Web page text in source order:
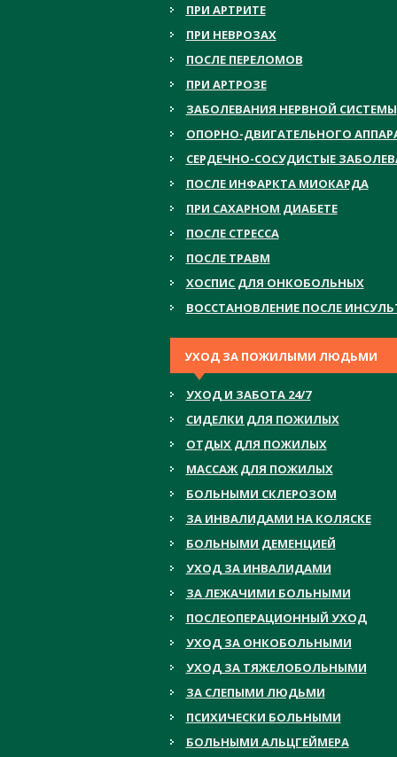
ПРИ АРТРИТЕ
ПРИ НЕВРОЗАХ
ПОСЛЕ ПЕРЕЛОМОВ
ПРИ АРТРОЗЕ
ЗАБОЛЕВАНИЯ НЕРВНОЙ СИСТЕМЫ
ОПОРНО-ДВИГАТЕЛЬНОГО
СЕРДЕЧНО-СОСУДИСТЫЕ
ПОСЛЕ ИНФАРКТА МИОКАРДА
ПРИ САХАРНОМ ДИАБЕТЕ
ПОСЛЕ СТРЕССА
ПОСЛЕ ТРАВМ
ХОСПИС ДЛЯ ОНКОБОЛЬНЫХ
ВОССТАНОВЛЕНИЕ ПОСЛЕ
УХОД ЗА ПОЖИЛЫМИ ЛЮДЬМИ
УХОД И ЗАБОТА 24/7
СИДЕЛКИ ДЛЯ ПОЖИЛЫХ
ОТДЫХ ДЛЯ ПОЖИЛЫХ
МАССАЖ ДЛЯ ПОЖИЛЫХ
БОЛЬНЫМИ СКЛЕРОЗОМ
ЗА ИНВАЛИДАМИ НА КОЛЯСКЕ
БОЛЬНЫМИ ДЕМЕНЦИЕЙ
УХОД ЗА ИНВАЛИДАМИ
ЗА ЛЕЖАЧИМИ БОЛЬНЫМИ
ПОСЛЕОПЕРАЦИОННЫЙ УХОД
УХОД ЗА ОНКОБОЛЬНЫМИ
УХОД ЗА ТЯЖЕЛОБОЛЬНЫМИ
ЗА СЛЕПЫМИ ЛЮДЬМИ
ПСИХИЧЕСКИ БОЛЬНЫМИ
БОЛЬНЫМИ АЛЬЦГЕЙМЕРА